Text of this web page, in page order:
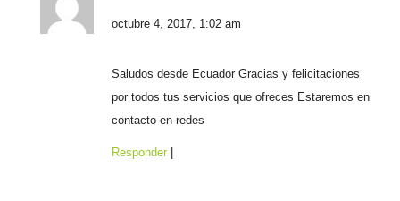
octubre 4, 2017, 1:02 am
Saludos desde Ecuador Gracias y felicitaciones
por todos tus servicios que ofreces Estaremos en
contacto en redes
Responder|